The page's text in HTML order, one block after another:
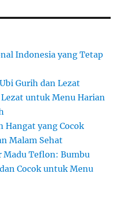
Indonesia yang Tetap
Gurih dan Lezat
Lezat untuk Menu Harian
Hangat yang Cocok
Malam Sehat
Madu Teflon: Bumbu
Cocok untuk Menu